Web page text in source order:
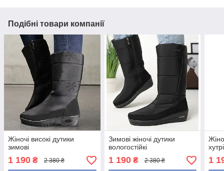
Подібні товари компанії
Жіночі високі дутики
зимові
1 190 ₴ 2 380 ₴
Зимові жіночі дутики
вологостійкі
1 190₴ 2 380 ₴ 1